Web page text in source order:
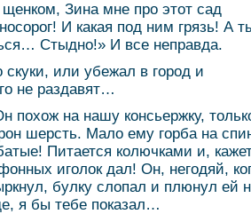
Зина мне про этот сад
И какая под ним грязь! А
Стыдно!» И все неправда.
скуки, или убежал в город и
не раздавят…
похож на нашу консьержку,
шерсть. Мало ему горба на
Питается колючками и,
иголок дал! Он, негодяй,
булку слопал и плюнул ей
я бы тебе показал…